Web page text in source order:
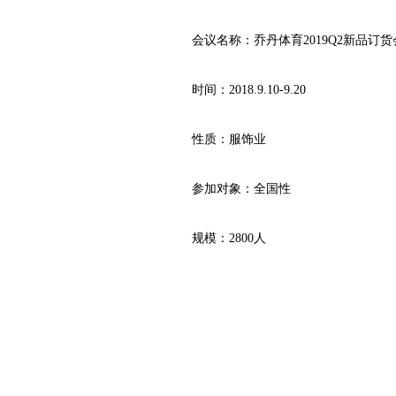
会议名称：乔丹体育2019Q2新品订货
时间：2018.9.10-9.20
性质：服饰业
参加对象：全国性
规模：2800人